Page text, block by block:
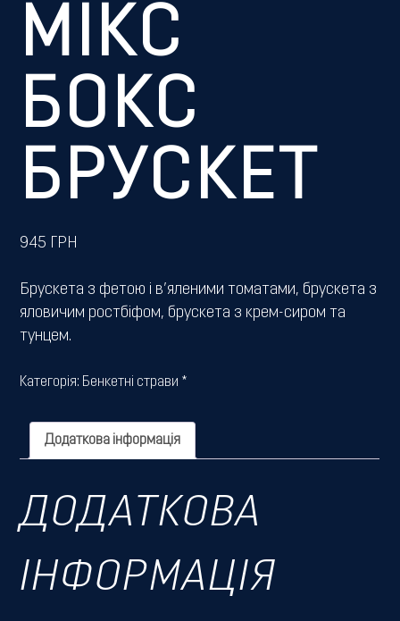
МІКС
БОКС
БРУСКЕТ
945 ГРН
Брускета з фетою і в’яленими томатами, брускета з
яловичим ростбіфом, брускета з крем-сиром та
тунцем.
Категорія: Бенкетні страви *
Додаткова інформація
ДОДАТКОВА
ІНФОРМАЦІЯ